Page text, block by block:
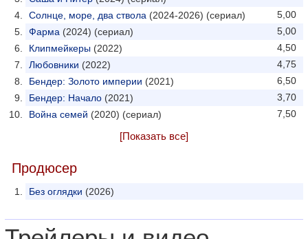
5,00
Солнце, море, два ствола (2024-2026) (сериал)
5,00
Фарма (2024) (сериал)
4,50
Клипмейкеры (2022)
4,75
Любовники (2022)
6,50
Бендер: Золото империи (2021)
3,70
Бендер: Начало (2021)
7,50
Война семей (2020) (сериал)
[Показать все]
Продюсер
Без оглядки (2026)